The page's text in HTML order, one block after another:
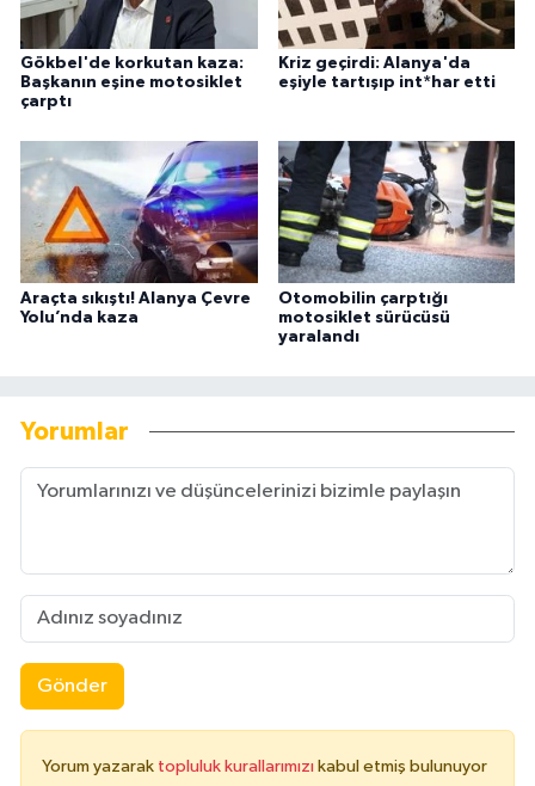
Gökbel'de korkutan kaza:
Başkanın eşine motosiklet
çarptı
Kriz geçirdi: Alanya'da
eşiyle tartışıp int*har etti
Araçta sıkıştı! Alanya Çevre
Yolu’nda kaza
Otomobilin çarptığı
motosiklet sürücüsü
yaralandı
Yorumlar
Gönder
Yorum yazarak topluluk kurallarımızı kabul etmiş bulunuyor